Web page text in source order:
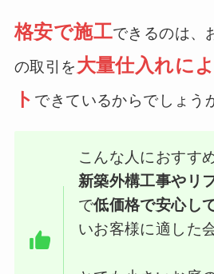
格安で施工できるのは、
の取引を大量仕入れに
ト できているからでしょう
こんな人におすす
新築外構工事やリ
で低価格で安心し
いお客様に適した